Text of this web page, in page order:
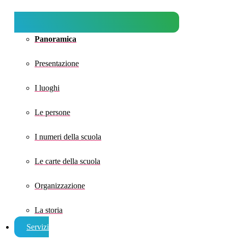
Panoramica
Presentazione
I luoghi
Le persone
I numeri della scuola
Le carte della scuola
Organizzazione
La storia
Servizi